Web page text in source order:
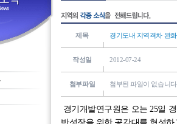
제목 경기도내 지역격차 완
작성일 2012-07-24
첨부파일 첨부된 파일이 없습니다
경기개발연구원은 오는 25일